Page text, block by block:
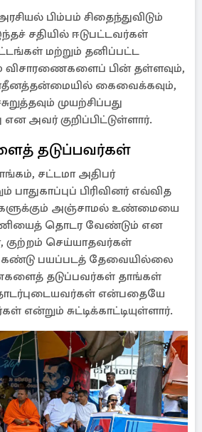
பிம்பம் சிதைந்துவிடும்
சதியில் ஈடுபட்டவர்கள்
மற்றும் தனிப்பட்ட
விசாரணைகளைப் பின் தள்ளவும்,
கைவைக்கவும்,
முயற்சிப்பது
அவர் குறிப்பிட்டுள்ளார்.
தடுப்பவர்கள்
சட்டமா அதிபர்
பிரிவினர் எவ்வித
அஞ்சாமல் உண்மையை
தொடர வேண்டும் என
குற்றம் செய்யாதவர்கள்
பயப்படத் தேவையில்லை
தடுப்பவர்கள் தாங்கள்
என்பதையே
என்றும் சுட்டிக்காட்டியுள்ளார்.